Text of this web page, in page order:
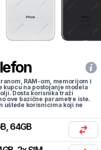
RAM-om, memorijom i
kupcu na postojanje modela
Dosta korisnika traži
ove bazične parametre iste.
uštede korisnicima koji ne
64GB